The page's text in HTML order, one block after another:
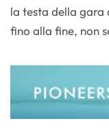
la testa della gara
fino alla fine, non